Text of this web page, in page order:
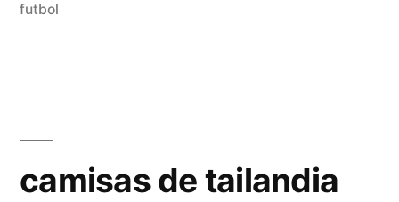
futbol
camisas de tailandia